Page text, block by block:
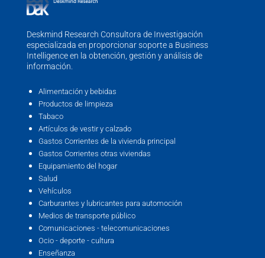
Deskmind Research Consultora de Investigación
especializada en proporcionar soporte a Business
Intelligence en la obtención, gestión y análisis de
información.
Alimentación y bebidas
Productos de limpieza
Tabaco
Artículos de vestir y calzado
Gastos Corrientes de la vivienda principal
Gastos Corrientes otras viviendas
Equipamiento del hogar
Salud
Vehículos
Carburantes y lubricantes para automoción
Medios de transporte público
Comunicaciones - telecomunicaciones
Ocio - deporte - cultura
Enseñanza